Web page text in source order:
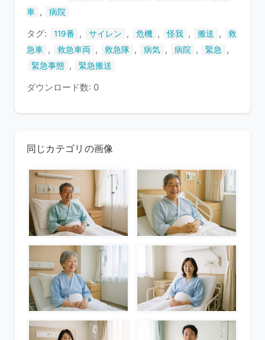
車 , 病院
タグ: 119番 , サイレン , 危機 , 怪我 , 搬送 ,
救
急車 , 救急車両 , 救急隊 , 病気 , 病院 , 緊急 ,
緊急事態 , 緊急搬送
ダウンロード数: 0
同じカテゴリの画像